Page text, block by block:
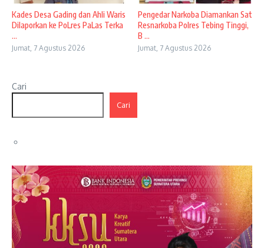
Kades Desa Gading dan Ahli Waris
Dilaporkan ke PoLres PaLas Terka
...
Jumat, 7 Agustus 2026
Pengedar Narkoba Diamankan Sat
Resnarkoba Polres Tebing Tinggi,
B ...
Jumat, 7 Agustus 2026
Cari
Cari